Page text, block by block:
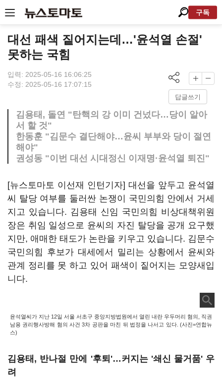
구독
대선 패색 짙어지는데…'윤석열 손절'
못하는 국힘
입력: 2025-05-16 16:06:25
수정: 2025-05-16 17:07:15
답글쓰기
김용태, 돌연 "탄핵의 강 이미 건넜다…당이 알아
서 할 것"
한동훈 "김문수 결단해야…윤씨 부부와 당이 절연
해야"
권성동 "이번 대선 시대정신 이재명·윤석열 퇴진"
[뉴스토마토 이선재 인턴기자] 대선을 앞두고 윤석열
씨 탈당 여부를 둘러싼 논쟁이 국민의힘 안에서 거세
지고 있습니다. 김용태 신임 국민의힘 비상대책위원
장은 취임 일성으로 윤씨의 자진 탈당을 공개 요구했
지만, 애매한 태도가 논란을 키우고 있습니다. 김문수
국민의힘 후보가 대세에서 밀리는 상황에서 윤씨와
관계 정리를 못 하고 있어 패색이 짙어지는 모양새입
니다.
윤석열씨가 지난 12일 서울 서초구 중앙지방법원에서 열린 내란 우두머리 혐의, 직권
남용 권리행사방해 혐의 사건 3차 공판을 마친 뒤 법정을 나서고 있다. (사진=연합뉴
스)
김용태, 반나절 만에 '후퇴'…커지는 '쇄신 물거품' 우
려